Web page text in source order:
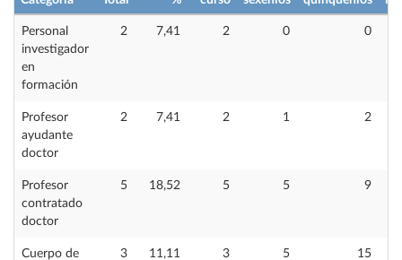
Personal
investigador
en
formación
2 7,41 2 0 0
Profesor
ayudante
doctor
2 7,41 2 1 2
Profesor
contratado
doctor
5 18,52 5 5 9
Cuerpo de
3 11,11 3 5 15